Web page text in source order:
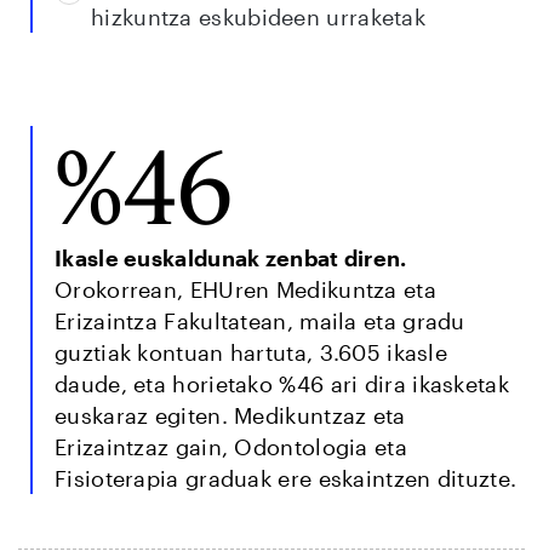
hizkuntza eskubideen urraketak
%46
Ikasle euskaldunak zenbat diren.
Orokorrean, EHUren Medikuntza eta
Erizaintza Fakultatean, maila eta gradu
guztiak kontuan hartuta, 3.605 ikasle
daude, eta horietako %46 ari dira ikasketak
euskaraz egiten. Medikuntzaz eta
Erizaintzaz gain, Odontologia eta
Fisioterapia graduak ere eskaintzen dituzte.